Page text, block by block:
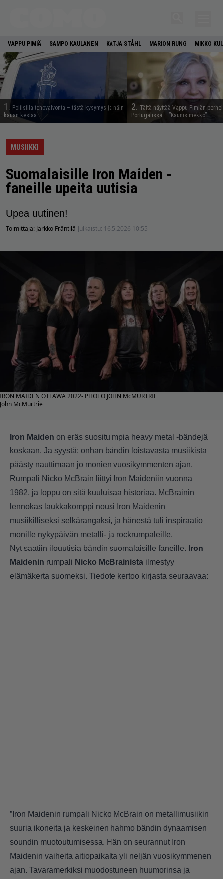
VAPPU PIMIÄ SAMPO KAULANEN KATJA STÅHL MARION RUNG MIKKO
1. Poliisilla tehovalvonta – tästä kysymys ja näin
kauan kestää
2. Tältä näyttää Vappu Pimiän
Portugalissa – ”Kaunis mekko”
MUSIIKKI
Suomalaisille Iron Maiden -
faneille upeita uutisia
Upea uutinen!
Toimittaja: Jarkko Fräntilä Julkaistu: 16.5.2026 10:55
IRON MAIDEN OTTAWA 2022- PHOTO JOHN McMURTRIE
John McMurtrie
Iron Maiden on eräs suosituimpia heavy metal -bändejä
koskaan. Ja syystä: onhan bändin loistavasta musiikista
päästy nauttimaan jo monien vuosikymmenten ajan.
Rumpali Nicko McBrain liittyi Iron Maideniin vuonna
1982, ja loppu on sitä kuuluisaa historiaa. McBrainin
lennokas laukkakomppi nousi Iron Maidenin
musiikilliseksi selkärangaksi, ja hänestä tuli inspiraatio
monille nykypäivän metalli- ja rockrumpaleille.
Nyt saatiin ilouutisia bändin suomalaisille faneille. Iron
Maidenin rumpali Nicko McBrainista ilmestyy
elämäkerta suomeksi. Tiedote kertoo kirjasta seuraavaa:
”Iron Maidenin rumpali Nicko McBrain on metallimusiikin
suuria ikoneita ja keskeinen hahmo bändin dynaamisen
soundin muotoutumisessa. Hän on seurannut Iron
Maidenin vaiheita aitiopaikalta yli neljän vuosikymmenen
ajan. Tavaramerkiksi muodostuneen huumorinsa ja